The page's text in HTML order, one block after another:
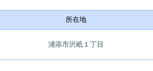
所在地
浦添市沢岻１丁目